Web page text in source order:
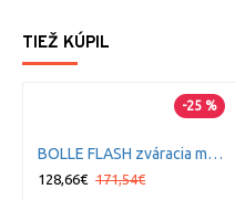
TIEŽ KÚPIL
-25 %
BOLLE FLASH zváracia maska
128,66€ 171,54€